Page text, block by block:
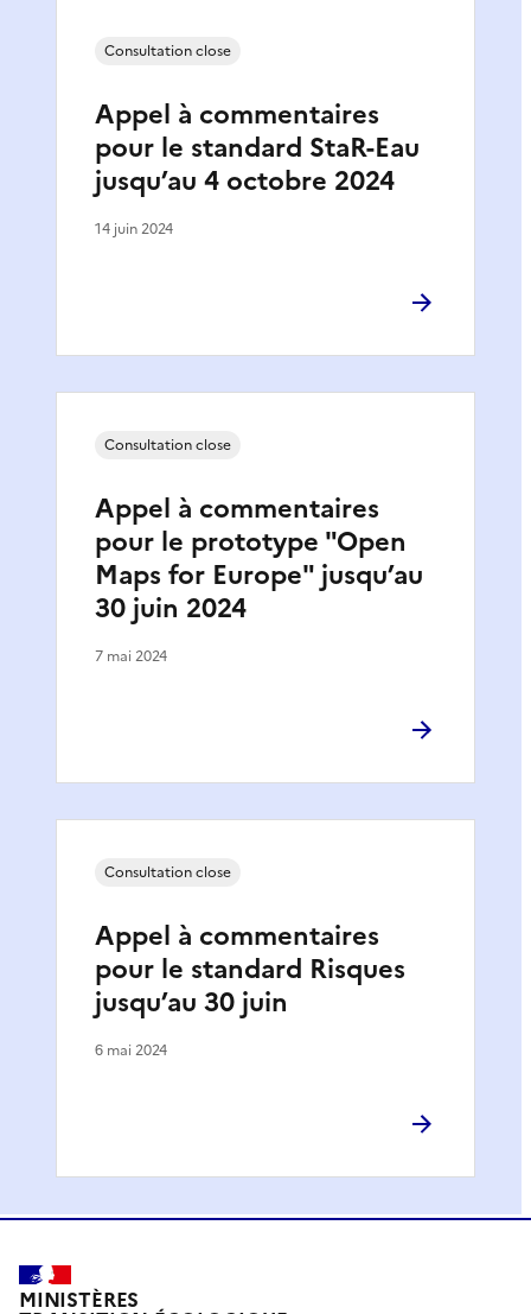
Appel à commentaires
pour le standard StaR-Eau
jusqu’au 4 octobre 2024
Consultation close
14 juin 2024
Appel à commentaires
pour le prototype "Open
Maps for Europe" jusqu’au
30 juin 2024
Consultation close
7 mai 2024
Appel à commentaires
pour le standard Risques
jusqu’au 30 juin
Consultation close
6 mai 2024
MINISTÈRES